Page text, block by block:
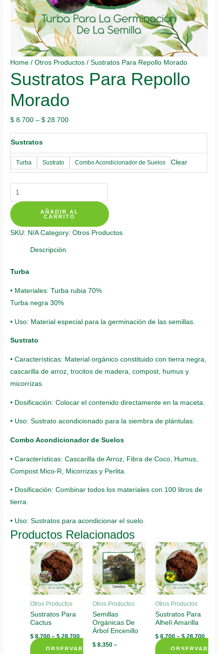
Home /Otros Productos / Sustratos Para Repollo Morado
Sustratos Para Repollo
Morado
$ 8.700 –$ 28.700
Sustratos
Turba Sustrato Combo Acondicionador de Suelos Clear
Sustratos
Para
Repollo
Morado
quantity
AÑADIR AL
CARRITO
SKU: N/A Category:Otros Productos
Descripción
Turba
• Materiales: Turba rubia 70%
Turba negra 30%
• Uso: Material especial para la germinación de las semillas.
Sustrato
• Características: Material orgánico constituido con tierra negra,
cascarilla de arroz, trocitos de madera, compost, humus y
micorrizas.
• Dosificación: Colocar el contenido directamente en la maceta.
• Uso: Sustrato acondicionado para la siembra de plántulas.
Combo Acondicionador de Suelos
• Características: Cascarilla de Arroz, Fibra de Coco, Humus,
Compost Mico-R, Micorrizas y Perlita.
• Dosificación: Combinar todos los materiales con 100 litros de
tierra.
• Uso: Sustratos para acondicionar el suelo.
Productos Relacionados
Otros Productos
Sustratos Para
Cactus
$ 8.700–$28.700
OBSERVAR
Otros Productos
Semillas
Orgánicas De
Árbol Encenillo
$ 8.350 –
Otros Productos
Sustratos Para
Alhelí Amarilla
$8.700–$28.700
OBSERVAR